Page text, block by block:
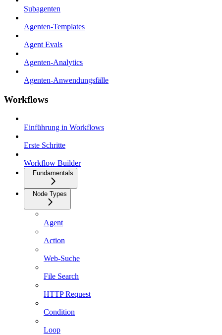
Subagenten
Agenten-Templates
Agent Evals
Agenten-Analytics
Agenten-Anwendungsfälle
Workflows
Einführung in Workflows
Erste Schritte
Workflow Builder
Fundamentals
Node Types
Agent
Action
Web-Suche
File Search
HTTP Request
Condition
Loop